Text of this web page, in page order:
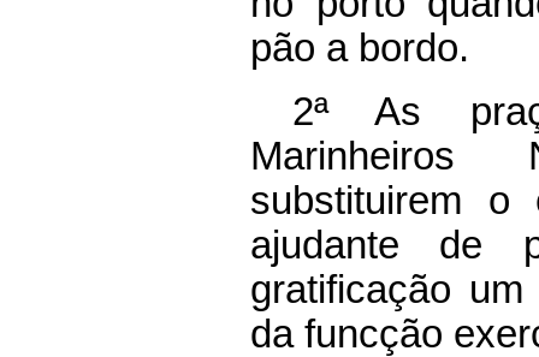
pão a bordo.
2ª As
Marinheiros
substituirem o
ajudante de
gratificação
da funcção